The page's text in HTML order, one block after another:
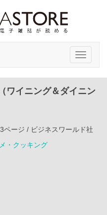
Toggle
イニング＆ダイニン
ページ / ビジネスワールド社
・クッキング